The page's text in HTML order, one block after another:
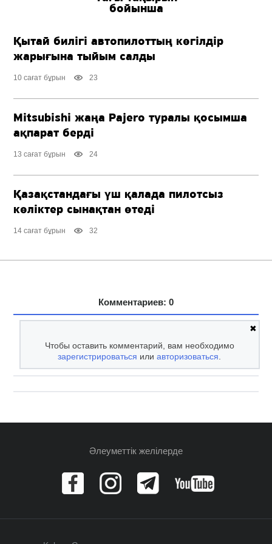
бойынша
Қытай билігі автопилоттың көгілдір
жарығына тыйым салды
10 сағат бұрын 23
Mitsubishi жаңа Pajero туралы қосымша
ақпарат берді
13 сағат бұрын 24
Қазақстандағы үш қалада пилотсыз
көліктер сынақтан өтеді
14 сағат бұрын 32
Комментариев: 0
✖
Чтобы оставить комментарий, вам необходимо
зарегистрироваться илиавторизоваться
Әлеуметтік желілерде